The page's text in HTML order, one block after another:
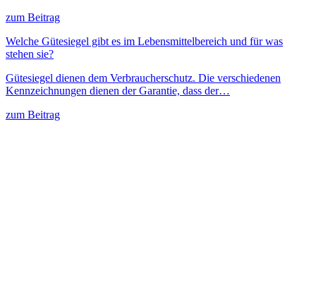
zum Beitrag
Welche Gütesiegel gibt es im Lebensmittelbereich und für was
stehen sie?
Gütesiegel dienen dem Verbraucherschutz. Die verschiedenen
Kennzeichnungen dienen der Garantie, dass der…
zum Beitrag